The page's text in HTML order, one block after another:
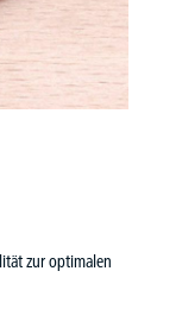
zur optimalen